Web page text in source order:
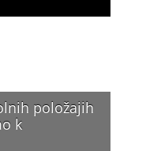
položajih
k